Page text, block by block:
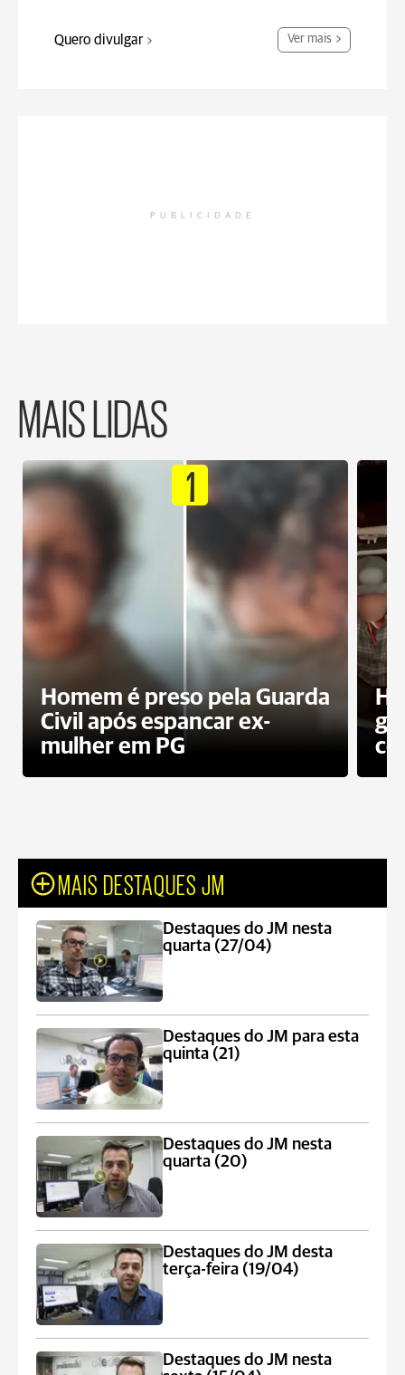
Quero divulgar Ver mais
PUBLICIDADE
MAIS LIDAS
1
Homem é preso pela Guarda
Civil após espancar ex-
mulher em PG
MAIS DESTAQUES JM
Destaques do JM nesta
quarta (27/04)
Destaques do JM para esta
quinta (21)
Destaques do JM nesta
quarta (20)
Destaques do JM desta
terça-feira (19/04)
Destaques do JM nesta